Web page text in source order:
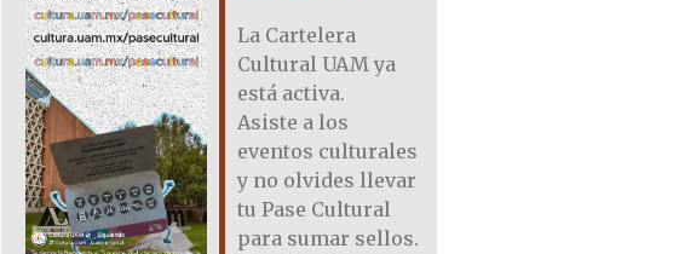
La Cartelera
Cultural UAM ya
está activa.
Asiste a los
eventos culturales
y no olvides llevar
tu Pase Cultural
para sumar sellos.